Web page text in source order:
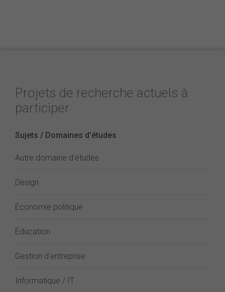
Projets de recherche actuels à
participer
Sujets / Domaines d'études
Autre domaine d'études
Design
Économie politique
Éducation
Gestion d'entreprise
Informatique / IT